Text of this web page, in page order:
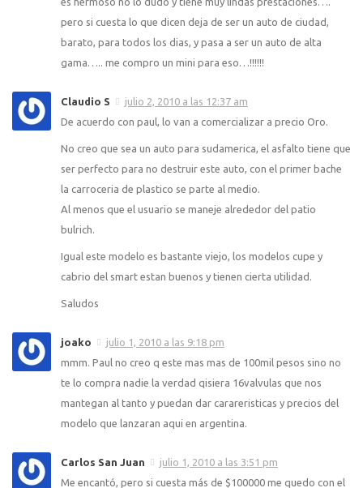
pero si cuesta lo que dicen deja de ser un auto de ciudad,
barato, para todos los dias, y pasa a ser un auto de alta
gama….. me compro un mini para eso…!!!!!!
Claudio S
julio 2, 2010 a las 12:37 am
De acuerdo con paul, lo van a comercializar a precio Oro.
No creo que sea un auto para sudamerica, el asfalto tiene que
ser perfecto para no destruir este auto, con el primer bache
la carroceria de plastico se parte al medio.
Al menos que el usuario se maneje alrededor del patio
bulrich.
Igual este modelo es bastante viejo, los modelos cupe y
cabrio del smart estan buenos y tienen cierta utilidad.
Saludos
joako
julio 1, 2010 a las 9:18 pm
mmm. Paul no creo q este mas mas de 100mil pesos sino no
te lo compra nadie la verdad qisiera 16valvulas que nos
mantegan al tanto y puedan dar carareristicas y precios del
modelo que lanzaran aqui en argentina.
Carlos San Juan
julio 1, 2010 a las 3:51 pm
Me encantó, pero si cuesta más de $100000 me quedo con el